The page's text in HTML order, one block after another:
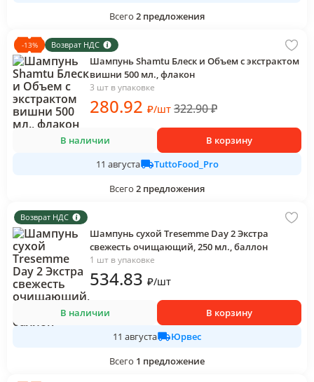
Всего 2 предложения
-13% Возврат НДС
Шампунь Shamtu Блеск и Объем с экстрактом
вишни 500 мл., флакон
3 шт в упаковке
280.92 ₽/шт 322.90₽
В наличии
В корзину
11 августа
TuttoFood_Pro
Всего 2 предложения
Возврат НДС
Шампунь сухой Tresemme Day 2 Экстра
свежесть очищающий, 250 мл., баллон
1 шт в упаковке
534.83 ₽/шт
В наличии
В корзину
11 августа
Юрвес
Всего 1 предложение